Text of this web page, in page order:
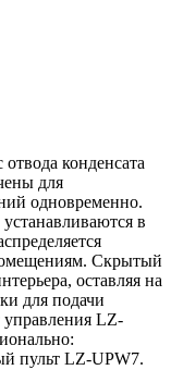
конденсата
для
одновременно.
в
Скрытый
оставляя на
для подачи
управления LZ-
пульт LZ-UPW7.